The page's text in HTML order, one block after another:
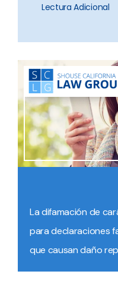
Lectura Adicional
La difamación de
para declaraciones
que causan daño